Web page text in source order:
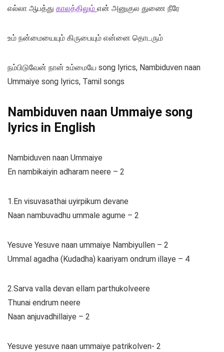
எல்லா ஆபத்து காலத்திலும் என் அனுகுல துணை நீரே
உம் நன்மையையும் கிருபையும் என்னை தொடரும்
நம்பிடுவேன் நான் உம்மையே song lyrics, Nambiduven naan
Ummaiye song lyrics, Tamil songs
Nambiduven naan Ummaiye song
lyrics in English
Nambiduven naan Ummaiye
En nambikaiyin adharam neere – 2
1.En visuvasathai uyirpikum devane
Naan nambuvadhu ummale agume – 2
Yesuve Yesuve naan ummaiye Nambiyullen – 2
Ummal agadha (Kudadha) kaariyam ondrum illaye – 4
2.Sarva valla devan ellam parthukolveere
Thunai endrum neere
Naan anjuvadhillaiye – 2
Yesuve yesuve naan ummaiye patrikolven- 2